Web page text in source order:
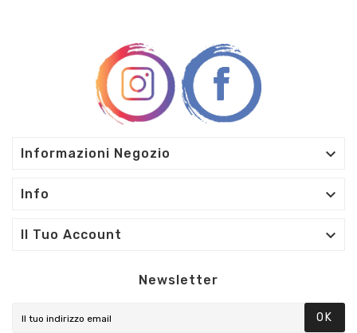
Informazioni Negozio 
Info 
Il Tuo Account 
Newsletter
OK